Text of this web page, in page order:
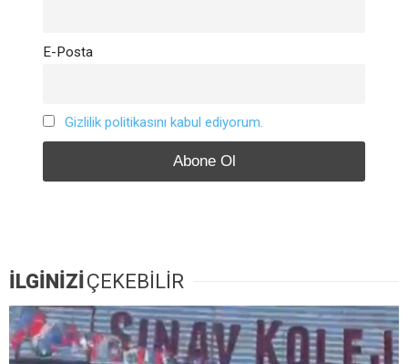
E-Posta
Gizlilik politikasını kabul ediyorum.
İLGİNİZİÇEKEBİLİR